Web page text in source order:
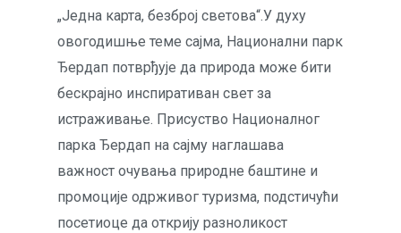
„Једна карта, безброј светова“.У духу
овогодишње теме сајма, Национални парк
Ђердап потврђује да природа може бити
бескрајно инспиративан свет за
истраживање. Присуство Националног
парка Ђердап на сајму наглашава
важност очувања природне баштине и
промоције одрживог туризма, подстичући
посетиоце да открију разноликост